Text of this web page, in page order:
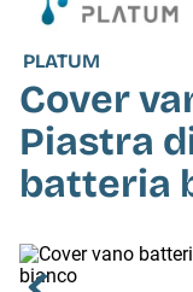
PLATUM
Cover
Piastra
batteria